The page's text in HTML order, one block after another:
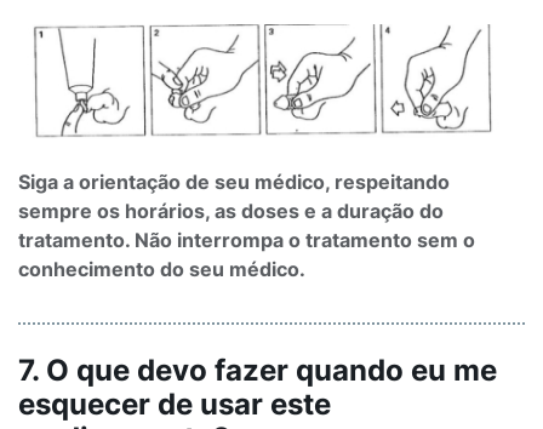
Siga a orientação de seu médico, respeitando
sempre os horários, as doses e a duração do
tratamento. Não interrompa o tratamento sem o
conhecimento do seu médico.
7. O que devo fazer quando eu me
esquecer de usar este